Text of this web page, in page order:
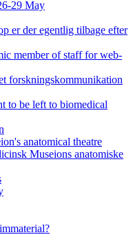
29 May
er der egentlig tilbage efter
member of staff for web-
forskningskommunikation
to be left to biomedical
anatomical theatre
Museions anatomiske